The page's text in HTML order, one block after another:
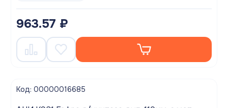
963.57 ₽
Код: 00000016685